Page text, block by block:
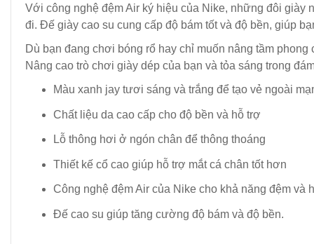
Với công nghệ đệm Air ký hiệu của Nike, những đôi giày
đi. Đế giày cao su cung cấp độ bám tốt và độ bền, giúp
Dù bạn đang chơi bóng rổ hay chỉ muốn nâng tầm
Nâng cao trò chơi giày dép của bạn và tỏa sáng trong
Màu xanh jay tươi sáng và trắng để tạo vẻ ngoài
Chất liệu da cao cấp cho độ bền và hỗ trợ
Lỗ thông hơi ở ngón chân để thông thoáng
Thiết kế cổ cao giúp hỗ trợ mắt cá chân tốt hơn
Công nghệ đệm Air của Nike cho khả năng đệm và
Đế cao su giúp tăng cường độ bám và độ bền.